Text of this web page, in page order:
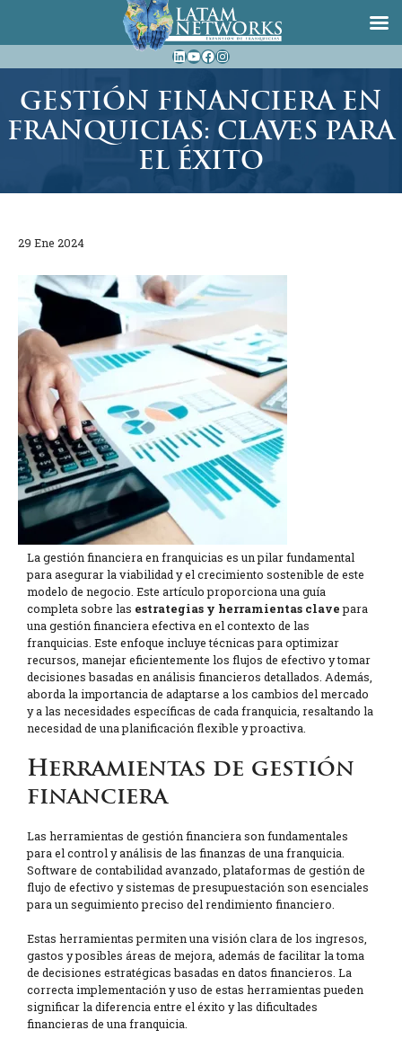
al
LinkedIn
YouTube
Facebook
Instagram
GESTIÓN FINANCIERA EN
FRANQUICIAS: CLAVES PARA
EL ÉXITO
29 Ene 2024
La gestión financiera en franquicias es un pilar fundamental
para asegurar la viabilidad y el crecimiento sostenible de este
modelo de negocio. Este artículo proporciona una guía
completa sobre las estrategias y herramientas clavepara
una gestión financiera efectiva en el contexto de las
franquicias. Este enfoque incluye técnicas para optimizar
recursos, manejar eficientemente los flujos de efectivo y tomar
decisiones basadas en análisis financieros detallados. Además,
aborda la importancia de adaptarse a los cambios del mercado
y a las necesidades específicas de cada franquicia, resaltando la
necesidad de una planificación flexible y proactiva.
Herramientas de gestión
financiera
Las herramientas de gestión financiera son fundamentales
para el control y análisis de las finanzas de una franquicia.
Software de contabilidad avanzado, plataformas de gestión de
flujo de efectivo y sistemas de presupuestación son esenciales
para un seguimiento preciso del rendimiento financiero.
Estas herramientas permiten una visión clara de los ingresos,
gastos y posibles áreas de mejora, además de facilitar la toma
de decisiones estratégicas basadas en datos financieros. La
correcta implementación y uso de estas herramientas pueden
significar la diferencia entre el éxito y las dificultades
financieras de una franquicia.